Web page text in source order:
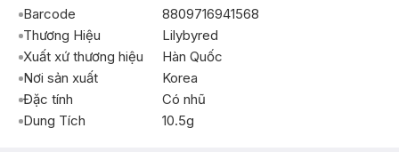
Barcode
8809716941568
Thương Hiệu
Lilybyred
Xuất xứ thương hiệu
Hàn Quốc
Nơi sản xuất
Korea
Đặc tính
Có nhũ
Dung Tích
10.5g